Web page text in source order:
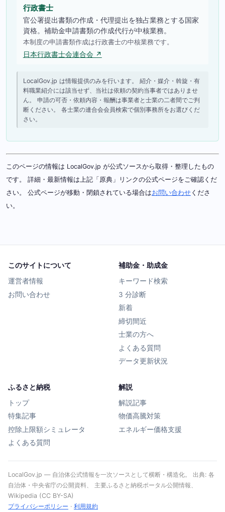
行政書士
官公署提出書類の作成・代理提出を独占業務とする国家
資格。補助金申請書類の作成代行が中核業務。
本制度の申請書類作成は行政書士の中核業務です。
日本行政書士会連合会 ↗
LocalGov.jp は情報提供のみを行います。 紹介・媒介・斡旋・有
料職業紹介には該当せず、当社は依頼の契約当事者ではありませ
ん。 申請の可否・依頼内容・報酬は事業者と士業の二者間でご判
断ください。 各士業の連合会会員検索で個別事務所をお選びくだ
さい。
このページの情報は LocalGov.jp が公式ソースから取得・整理したもの
です。 詳細・最新情報は上記「原典」リンクの公式ページをご確認くだ
さい。 公式ページが移動・閉鎖されている場合はお問い合わせ くださ
い。
このサイトについて
運営者情報
お問い合わせ
補助金・助成金
キーワード検索
3 分診断
新着
締切間近
士業の方へ
よくある質問
データ更新状況
ふるさと納税
トップ
特集記事
控除上限額シミュレータ
よくある質問
解説
解説記事
物価高騰対策
エネルギー価格支援
LocalGov.jp — 自治体公式情報を一次ソースとして横断・構造化。 出典: 各
自治体・中央省庁の公開資料、 主要ふるさと納税ポータル公開情報、
Wikipedia (CC BY-SA)
プライバシーポリシー · 利用規約